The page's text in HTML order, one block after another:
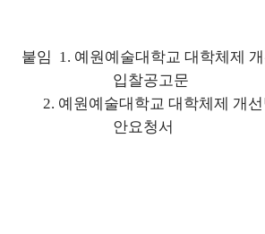
붙임 1. 예원예술대학교 대학체제
입찰공고문
2. 예원예술대학교 대학체제 개선
안요청서